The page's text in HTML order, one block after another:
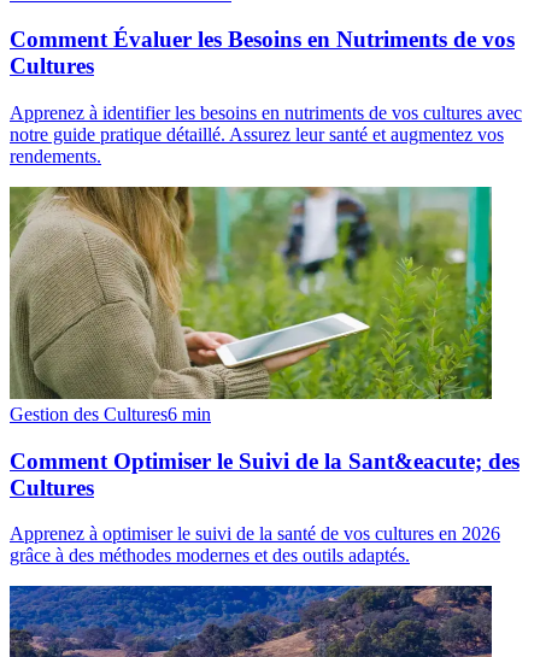
Comment Évaluer les Besoins en Nutriments de vos
Cultures
Apprenez à identifier les besoins en nutriments de vos cultures avec
notre guide pratique détaillé. Assurez leur santé et augmentez vos
rendements.
Gestion des Cultures6 min
Comment Optimiser le Suivi de la Sant&eacute; des
Cultures
Apprenez à optimiser le suivi de la santé de vos cultures en 2026
grâce à des méthodes modernes et des outils adaptés.